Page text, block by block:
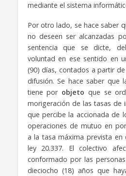
mediante el sistema informático
Por otro lado, se hace saber
no deseen ser alcanzadas
sentencia que se dicte,
voluntad en ese sentido en
(90) días, contados a partir
difusión. Se hace saber que
tiene porobjeto que se
morigeración de las tasas de
que percibe la accionada de
operaciones de mutuo en
a la tasa máxima prevista en
ley 20.337. El colectivo
conformado por las
dieciocho (18) años que